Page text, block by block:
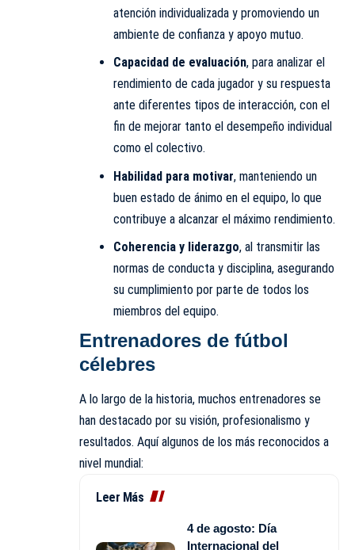
atención individualizada y promoviendo un
ambiente de confianza y apoyo mutuo.
Capacidad de evaluación, para analizar el
rendimiento de cada jugador y su respuesta
ante diferentes tipos de interacción, con el
fin de mejorar tanto el desempeño individual
como el colectivo.
Habilidad para motivar, manteniendo un
buen estado de ánimo en el equipo, lo que
contribuye a alcanzar el máximo rendimiento.
Coherencia y liderazgo, al transmitir las
normas de conducta y disciplina, asegurando
su cumplimiento por parte de todos los
miembros del equipo.
Entrenadores de fútbol
célebres
A lo largo de la historia, muchos entrenadores se
han destacado por su visión, profesionalismo y
resultados. Aquí algunos de los más reconocidos a
nivel mundial:
Leer Más
4 de agosto: Día
Internacional del